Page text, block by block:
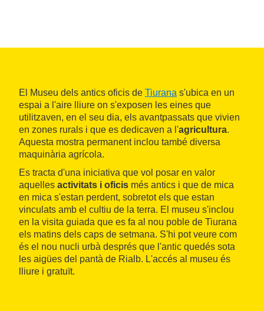
El Museu dels antics oficis de Tiurana s'ubica en un
espai a l'aire lliure on s'exposen les eines que
utilitzaven, en el seu dia, els avantpassats que vivien
en zones rurals i que es dedicaven a l'agricultura.
Aquesta mostra permanent inclou també diversa
maquinària agrícola.
Es tracta d'una iniciativa que vol posar en valor
aquelles activitats i oficis més antics i que de mica
en mica s'estan perdent, sobretot els que estan
vinculats amb el cultiu de la terra. El museu s'inclou
en la visita guiada que es fa al nou poble de Tiurana
els matins dels caps de setmana. S'hi pot veure com
és el nou nucli urbà després que l'antic quedés sota
les aigües del pantà de Rialb. L'accés al museu és
lliure i gratuït.